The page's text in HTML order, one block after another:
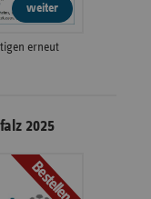
weiter
erneut
2025
Bestellen